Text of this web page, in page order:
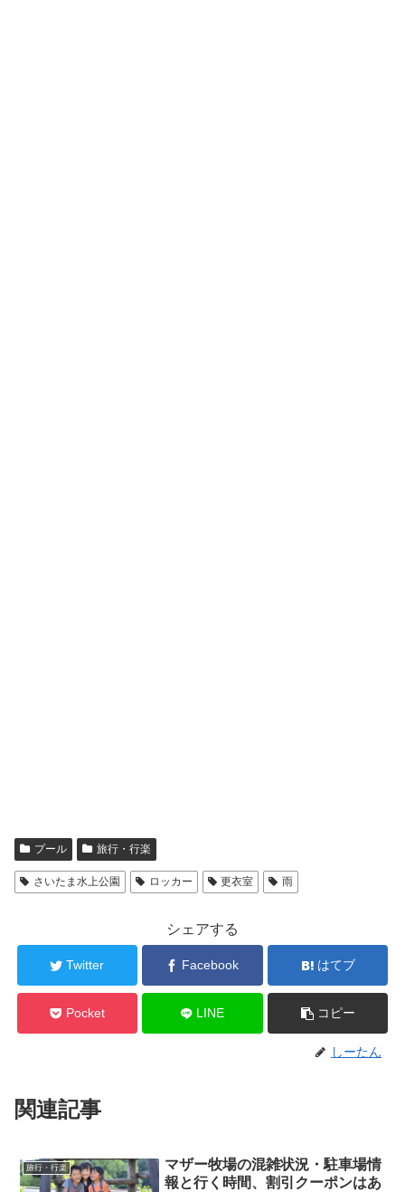
プール 旅行・行楽
さいたま水上公園 ロッカー 更衣室 雨
シェアする
Twitter Facebook はてブ
Pocket LINE コピー
しーたん
関連記事
旅行・行楽
マザー牧場の混雑状況・駐車場情
報と行く時間、割引クーポンはあ